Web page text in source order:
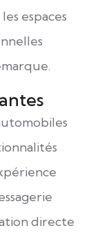
espaces
directe